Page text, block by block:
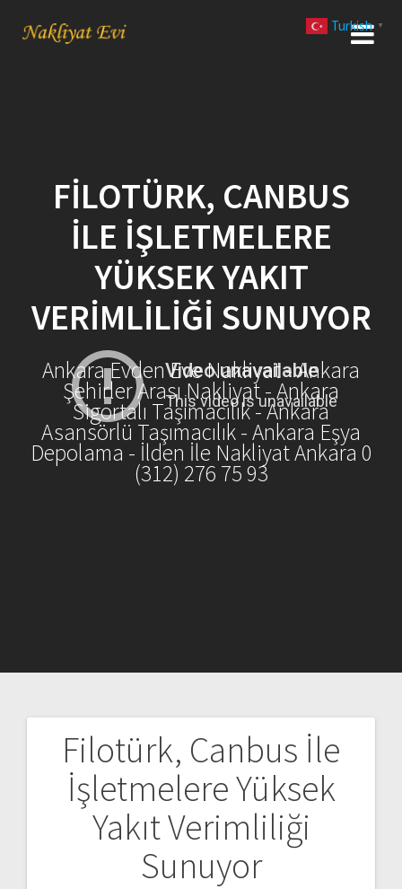
FILOTÜRK, CANBUS
İLE İŞLETMELERE
YÜKSEK YAKIT
VERIMLILIĞI SUNUYOR
Ankara Evden Eve Nakliyat - Ankara
Şehirler Arası Nakliyat - Ankara
Sigortalı Taşımacılık - Ankara
Asansörlü Taşımacılık - Ankara Eşya
Depolama - İlden İle Nakliyat Ankara 0
(312) 276 75 93
Filotürk, Canbus İle
İşletmelere Yüksek
Yakıt Verimliliği
Sunuyor
Yazı
gezinmesi
Turkish ▼